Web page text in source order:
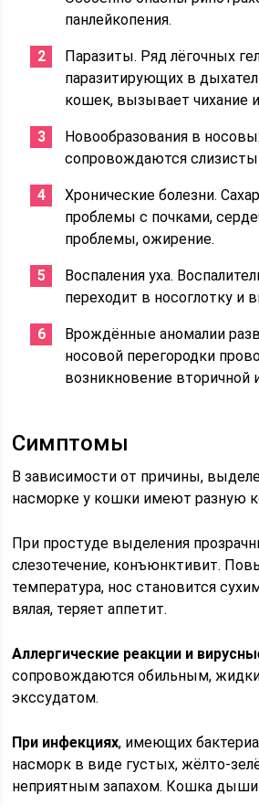
панлейкопения.
Паразиты. Ряд лёгочных
паразитирующих в
кошек, вызывает чихание
Новообразования в
сопровождаются
Хронические болезни.
проблемы с почками,
проблемы, ожирение.
Воспаления уха.
переходит в носоглотку и
Врождённые аномалии
носовой перегородки
возникновение вторичной
Симптомы
В зависимости от причины,
насморке у кошки имеют разную
При простуде выделения
слезотечение, конъюнктивит.
температура, нос становится
вялая, теряет аппетит.
Аллергические реакции и
сопровождаются обильным,
экссудатом.
При инфекциях, имеющих
насморк в виде густых, жёлто-
неприятным запахом. Кошка